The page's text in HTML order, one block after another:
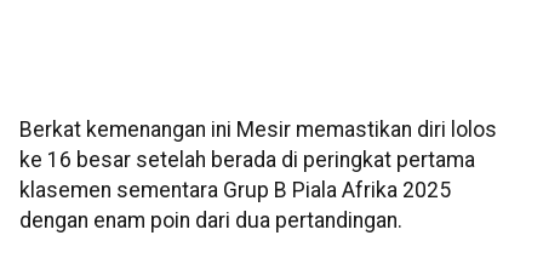
Berkat kemenangan ini Mesir memastikan diri lolos
ke 16 besar setelah berada di peringkat pertama
klasemen sementara Grup B Piala Afrika 2025
dengan enam poin dari dua pertandingan.